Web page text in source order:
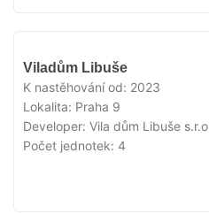
Viladům Libuše
K nastěhování od: 2023
Lokalita: Praha 9
Developer: Vila dům Libuše s.r.o
Počet jednotek: 4